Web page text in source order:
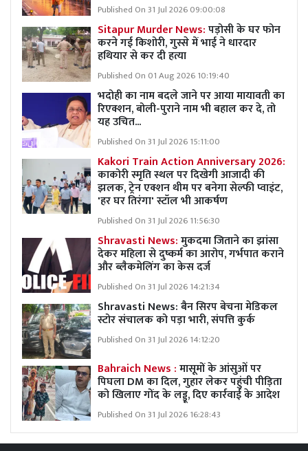
Published On 31 Jul 2026 09:00:08
Sitapur Murder News:पड़ोसी के घर फोन
करने गई किशोरी, गुस्से में भाई ने धारदार
हथियार से कर दी हत्या
Published On 01 Aug 2026 10:19:40
भदोही का नाम बदले जाने पर आया मायावती का
रिएक्शन, बोली-पुराने नाम भी बहाल कर दे, तो
यह उचित...
Published On 31 Jul 2026 15:11:00
Kakori Train Action Anniversary 2026:
काकोरी स्मृति स्थल पर दिखेगी आजादी की
झलक, ट्रेन एक्शन थीम पर बनेगा सेल्फी प्वाइंट,
'हर घर तिरंगा' स्टॉल भी आकर्षण
Published On 31 Jul 2026 11:56:30
Shravasti News:मुकदमा जिताने का झांसा
देकर महिला से दुष्कर्म का आरोप, गर्भपात कराने
और ब्लैकमेलिंग का केस दर्ज
Published On 31 Jul 2026 14:21:34
Shravasti News:बैन सिरप बेचना मेडिकल
स्टोर संचालक को पड़ा भारी, संपत्ति कुर्क
Published On 31 Jul 2026 14:12:20
Bahraich News :मासूमों के आंसुओं पर
पिघला DM का दिल, गुहार लेकर पहुंची पीड़िता
को खिलाए गोंद के लड्डू, दिए कार्रवाई के आदेश
Published On 31 Jul 2026 16:28:43